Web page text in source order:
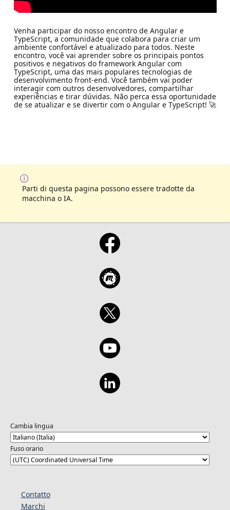
Venha participar do nosso encontro de Angular e
TypeScript, a comunidade que colabora para criar um
ambiente confortável e atualizado para todos. Neste
encontro, você vai aprender sobre os principais pontos
positivos e negativos do framework Angular com
TypeScript, uma das mais populares tecnologias de
desenvolvimento front-end. Você também vai poder
interagir com outros desenvolvedores, compartilhar
experiências e tirar dúvidas. Não perca essa oportunidade
de se atualizar e se divertir com o Angular e TypeScript! 🚀
Parti di questa pagina possono essere tradotte da
macchina o IA.
Cambia lingua
Fuso orario
Contatto
Marchi